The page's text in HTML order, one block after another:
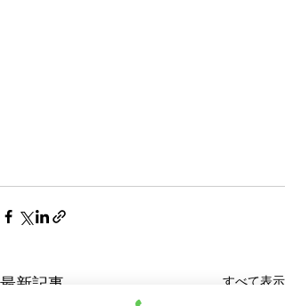
最新記事 すべて表示